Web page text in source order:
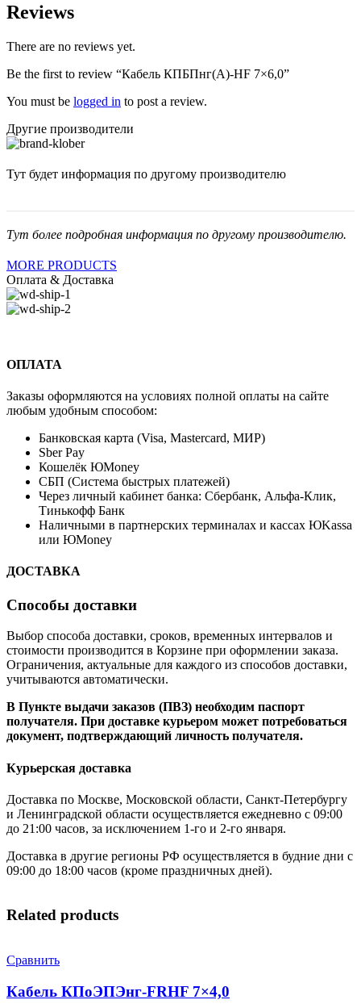
Reviews
There are no reviews yet.
Be the first to review “Кабель КПБПнг(А)-HF 7×6,0”
You must be logged in to post a review.
Другие производители
Тут будет информация по другому производителю
Тут более подробная информация по другому производителю.
MORE PRODUCTS
Оплата & Доставка
ОПЛАТА
Заказы оформляются на условиях полной оплаты на сайте
любым удобным способом:
Банковская карта (Visa, Mastercard, МИР)
Sber Pay
Кошелёк ЮMoney
СБП (Система быстрых платежей)
Через личный кабинет банка: Сбербанк, Альфа-Клик,
Тинькофф Банк
Наличными в партнерских терминалах и кассах ЮKassa
или ЮMoney
ДОСТАВКА
Способы доставки
Выбор способа доставки, сроков, временных интервалов и
стоимости производится в Корзине при оформлении заказа.
Ограничения, актуальные для каждого из способов доставки,
учитываются автоматически.
В Пункте выдачи заказов (ПВЗ) необходим паспорт
получателя. При доставке курьером может потребоваться
документ, подтверждающий личность получателя.
Курьерская доставка
Доставка по Москве, Московской области, Санкт-Петербургу
и Ленинградской области осуществляется ежедневно с 09:00
до 21:00 часов, за исключением 1-го и 2-го января.
Доставка в другие регионы РФ осуществляется в будние дни с
09:00 до 18:00 часов (кроме праздничных дней).
Related products
Сравнить
Кабель КПоЭПЭнг-FRHF 7×4,0